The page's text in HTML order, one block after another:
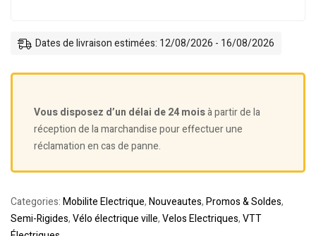
Dates de livraison estimées: 12/08/2026 - 16/08/2026
Vous disposez d’un délai de 24 moisà partir de la
réception de la marchandise pour effectuer une
réclamation en cas de panne.
Categories:Mobilite Electrique,Nouveautes,Promos & Soldes,
Semi-Rigides,Vélo électrique ville,Velos Electriques,VTT